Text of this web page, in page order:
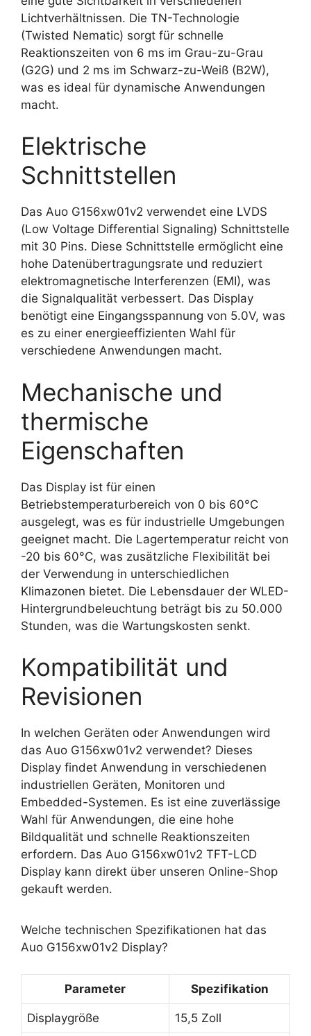
Lichtverhältnissen. Die TN-Technologie
(Twisted Nematic) sorgt für schnelle
Reaktionszeiten von 6 ms im Grau-zu-Grau
(G2G) und 2 ms im Schwarz-zu-Weiß (B2W),
was es ideal für dynamische Anwendungen
macht.
Elektrische
Schnittstellen
Das Auo G156xw01v2 verwendet eine LVDS
(Low Voltage Differential Signaling) Schnittstelle
mit 30 Pins. Diese Schnittstelle ermöglicht eine
hohe Datenübertragungsrate und reduziert
elektromagnetische Interferenzen (EMI), was
die Signalqualität verbessert. Das Display
benötigt eine Eingangsspannung von 5.0V, was
es zu einer energieeffizienten Wahl für
verschiedene Anwendungen macht.
Mechanische und
thermische
Eigenschaften
Das Display ist für einen
Betriebstemperaturbereich von 0 bis 60°C
ausgelegt, was es für industrielle Umgebungen
geeignet macht. Die Lagertemperatur reicht von
-20 bis 60°C, was zusätzliche Flexibilität bei
der Verwendung in unterschiedlichen
Klimazonen bietet. Die Lebensdauer der WLED-
Hintergrundbeleuchtung beträgt bis zu 50.000
Stunden, was die Wartungskosten senkt.
Kompatibilität und
Revisionen
In welchen Geräten oder Anwendungen wird
das Auo G156xw01v2 verwendet? Dieses
Display findet Anwendung in verschiedenen
industriellen Geräten, Monitoren und
Embedded-Systemen. Es ist eine zuverlässige
Wahl für Anwendungen, die eine hohe
Bildqualität und schnelle Reaktionszeiten
erfordern. Das Auo G156xw01v2 TFT-LCD
Display kann direkt über unseren Online-Shop
gekauft werden.
Welche technischen Spezifikationen hat das
Auo G156xw01v2 Display?
Parameter Spezifikation
Displaygröße 15,5 Zoll